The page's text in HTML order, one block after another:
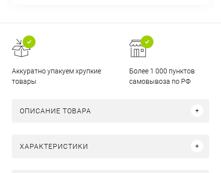
Аккуратно упакуем хрупкие
товары
Более 1 000 пунктов
самовывоза по РФ
ОПИСАНИЕ ТОВАРА
ХАРАКТЕРИСТИКИ